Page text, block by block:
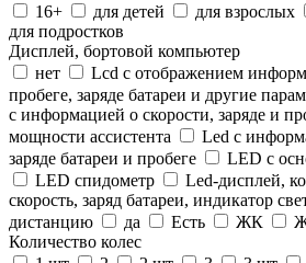
16+
для детей для взрослых
для подростков
Дисплей, бортовой компьютер
нет
Lcd c отображением
пробеге, заряде батареи и другие
с информацией о скорости, заряде и
мощности ассистента
Led с
заряде батареи и пробеге
LED с
LED спидометр
Led-дисплей,
скорость, заряд батареи, индикатор
дистанцию
да Есть ЖК
Количество колес